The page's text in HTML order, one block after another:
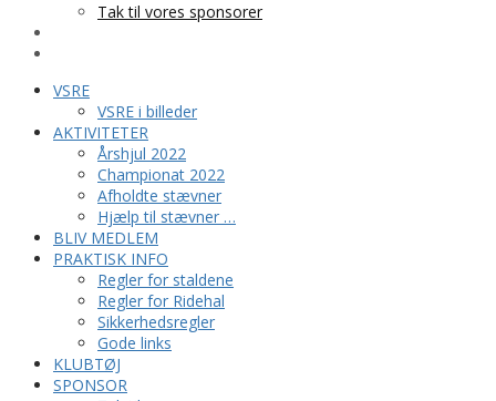
Tak til vores sponsorer
VSRE
VSRE i billeder
AKTIVITETER
Årshjul 2022
Championat 2022
Afholdte stævner
Hjælp til stævner …
BLIV MEDLEM
PRAKTISK INFO
Regler for staldene
Regler for Ridehal
Sikkerhedsregler
Gode links
KLUBTØJ
SPONSOR